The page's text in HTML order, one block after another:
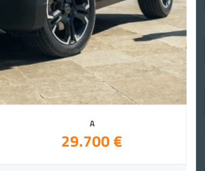
A
29.700 €